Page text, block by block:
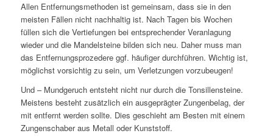
Allen Entfernungsmethoden ist gemeinsam, dass sie in den
meisten Fällen nicht nachhaltig ist. Nach Tagen bis Wochen
füllen sich die Vertiefungen bei entsprechender Veranlagung
wieder und die Mandelsteine bilden sich neu. Daher muss man
das Entfernungsprozedere ggf. häufiger durchführen. Wichtig ist,
möglichst vorsichtig zu sein, um Verletzungen vorzubeugen!
Und – Mundgeruch entsteht nicht nur durch die Tonsillensteine.
Meistens besteht zusätzlich ein ausgeprägter Zungenbelag, der
mit entfernt werden sollte. Dies geschieht am Besten mit einem
Zungenschaber aus Metall oder Kunststoff.